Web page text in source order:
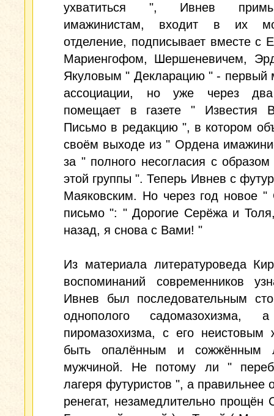
ухватиться ", Ивнев
имажинистам, входит в их
отделение, подписывает вместе с
Мариенгофом, Шершеневичем,
Якуловым " Декларацию " - первый
ассоциации, но уже через
помещает в газете "
Письмо в редакцию ", в котором
своём выходе из " Ордена
за " полного несогласия с образом
этой группы ". Теперь Ивнев с
Маяковским. Но через год новое "
письмо ": " Дорогие Серёжа и
назад, я снова с Вами! "
Из материала литературоведа
воспоминаний современников
Ивнев был последовательным
однополого садомазохизма,
пиромазохизма, с его неистовым
быть опалённым и сожжённым
мужчиной. Не потому ли "
лагеря футуристов ", а правильнее
ренегат, незамедлительно прощён